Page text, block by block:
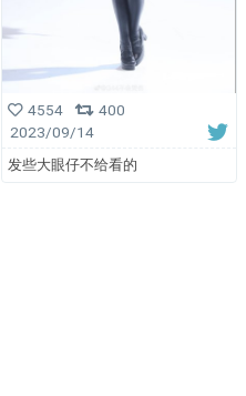
4554
400
2023/09/14
发些大眼仔不给看的